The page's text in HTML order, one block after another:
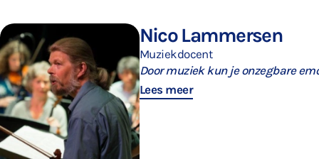
Nico Lammersen
Muziekdocent
Door muziek kun je onzegbare emoties vormgeven
Lees meer